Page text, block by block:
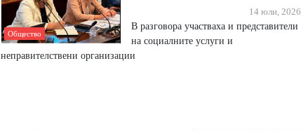
Общество
14 юли, 2026
В разговора участваха и представители
на социалните услуги и
неправителствени организации